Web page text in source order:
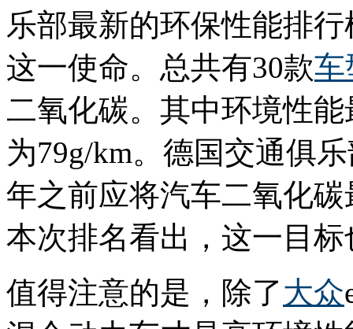
乐部最新的环保性能排
这一使命。总共有30款车
二氧化碳。其中环境性
为79g/km。德国交通俱
年之前应将汽车二氧化
本次排名看出，这一目
值得注意的是，除了大众